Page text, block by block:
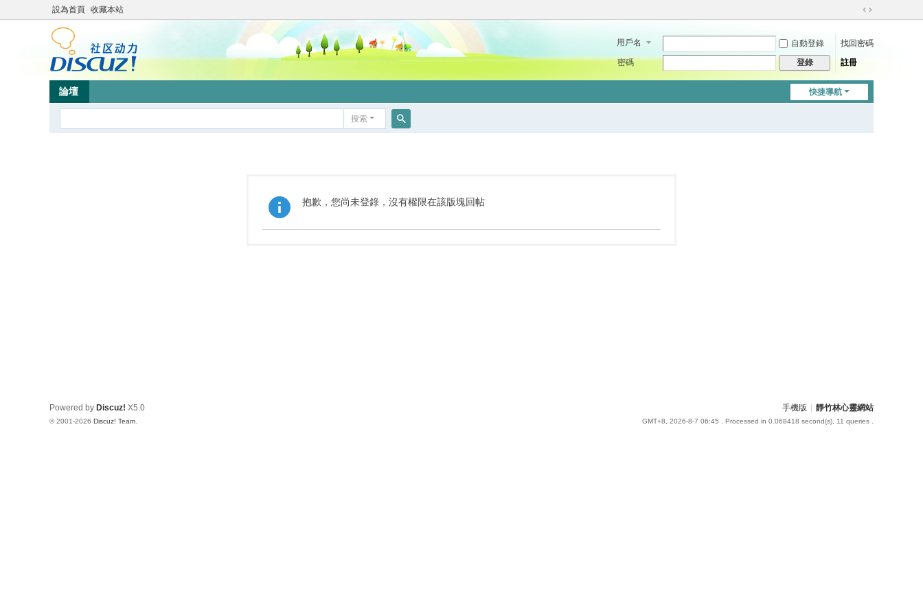
設為首頁 收藏本站
切
到
用戶名 自動登錄
找回密碼
密碼
登錄 註冊
快捷導航
論壇
搜索
抱歉，您尚未登錄，沒有權限在該版塊回帖
手機版 靜竹林心靈網站
GMT+8, 2026-8-7 06:45 , Processed in 0.068418 second(s), 11 queries .
Powered by Discuz! X5.0
© 2001-2026 Discuz! Team